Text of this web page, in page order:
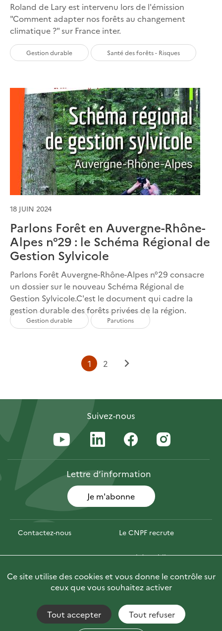
Roland de Lary est intervenu lors de l'émission
"Comment adapter nos forêts au changement
climatique ?" sur France inter.
Gestion durable Santé des forêts - Risques
18 JUIN 2024
Parlons Forêt en Auvergne-Rhône-
Alpes n°29 : le Schéma Régional de
Gestion Sylvicole
Parlons Forêt Auvergne-Rhône-Alpes n°29 consacre
un dossier sur le nouveau Schéma Régional de
Gestion Sylvicole.C'est le document qui cadre la
gestion durable des forêts privées de la région.
Gestion durable Parutions
Page
courante
1 Page
2
Page
Suivez-nous
Lettred’information
Je m'abonne
Contactez-nous Le CNPF recrute
Espace presse Marchés publics
PhotoFor Briefly in English
Accessibilité : non conforme
Fils RSS
Ce site utilise des cookies et vous donne le contrôle sur
ceux que vous souhaitez activer
Tout accepter Tout refuser